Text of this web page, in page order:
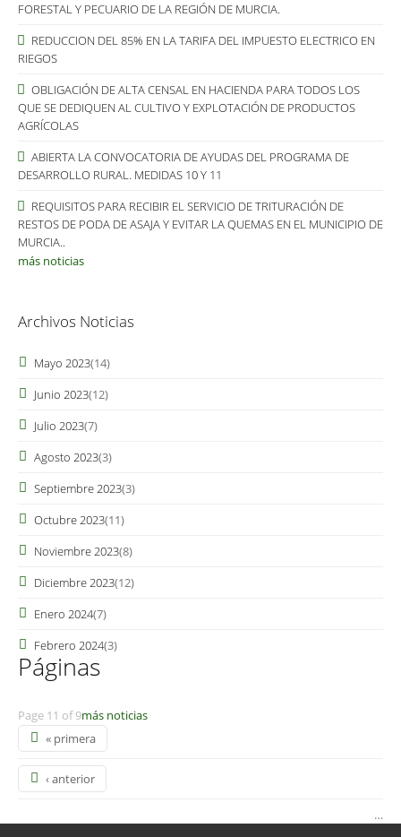
FORESTAL Y PECUARIO DE LA REGIÓN DE MURCIA.
REDUCCION DEL 85% EN LA TARIFA DEL IMPUESTO ELECTRICO EN
RIEGOS
OBLIGACIÓN DE ALTA CENSAL EN HACIENDA PARA TODOS LOS
QUE SE DEDIQUEN AL CULTIVO Y EXPLOTACIÓN DE PRODUCTOS
AGRÍCOLAS
ABIERTA LA CONVOCATORIA DE AYUDAS DEL PROGRAMA DE
DESARROLLO RURAL. MEDIDAS 10 Y 11
REQUISITOS PARA RECIBIR EL SERVICIO DE TRITURACIÓN DE
RESTOS DE PODA DE ASAJA Y EVITAR LA QUEMAS EN EL MUNICIPIO DE
MURCIA..
más noticias
Archivos Noticias
Mayo 2023(14)
Junio 2023(12)
Julio 2023(7)
Agosto 2023(3)
Septiembre 2023(3)
Octubre 2023(11)
Noviembre 2023(8)
Diciembre 2023(12)
Enero 2024(7)
Febrero 2024(3)
Páginas
Page 11 of 9
« primera
‹ anterior
…
más noticias